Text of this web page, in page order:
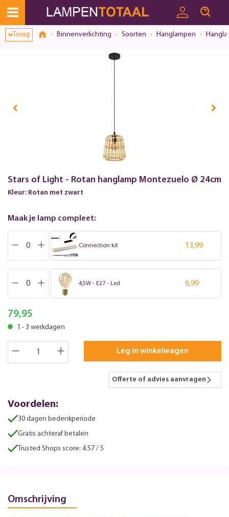
Terug Binnenverlichting Soorten Hanglampen
Stars of Light - Rotan hanglamp Montezuelo Ø 24cm
Kleur: Rotan met zwart
Maak je lamp compleet:
Connection kit 13,99
4,5W - E27 - Led 6,99
79,95
1 - 3 werkdagen
Leg in winkelwagen
Offerte of advies aanvragen
Voordelen:
30 dagen bedenkperiode
Gratis achteraf betalen
Trusted Shops score: 4.57 / 5
Omschrijving